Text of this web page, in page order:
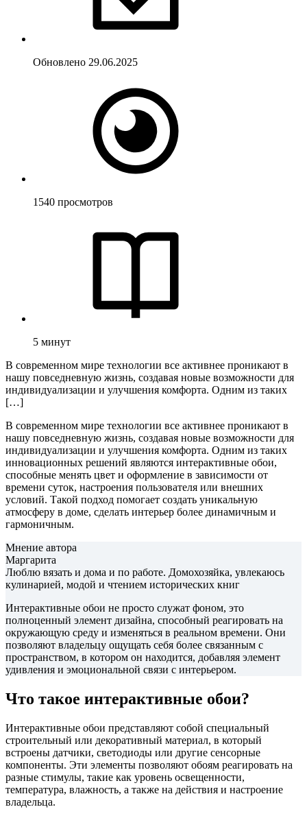
Обновлено 29.06.2025
1540 просмотров
5 минут
В современном мире технологии все активнее проникают в
нашу повседневную жизнь, создавая новые возможности для
индивидуализации и улучшения комфорта. Одним из таких
[…]
В современном мире технологии все активнее проникают в
нашу повседневную жизнь, создавая новые возможности для
индивидуализации и улучшения комфорта. Одним из таких
инновационных решений являются интерактивные обои,
способные менять цвет и оформление в зависимости от
времени суток, настроения пользователя или внешних
условий. Такой подход помогает создать уникальную
атмосферу в доме, сделать интерьер более динамичным и
гармоничным.
Мнение автора
Маргарита
Люблю вязать и дома и по работе. Домохозяйка, увлекаюсь
кулинарией, модой и чтением исторических книг
Интерактивные обои не просто служат фоном, это
полноценный элемент дизайна, способный реагировать на
окружающую среду и изменяться в реальном времени. Они
позволяют владельцу ощущать себя более связанным с
пространством, в котором он находится, добавляя элемент
удивления и эмоциональной связи с интерьером.
Что такое интерактивные обои?
Интерактивные обои представляют собой специальный
строительный или декоративный материал, в который
встроены датчики, светодиоды или другие сенсорные
компоненты. Эти элементы позволяют обоям реагировать на
разные стимулы, такие как уровень освещенности,
температура, влажность, а также на действия и настроение
владельца.